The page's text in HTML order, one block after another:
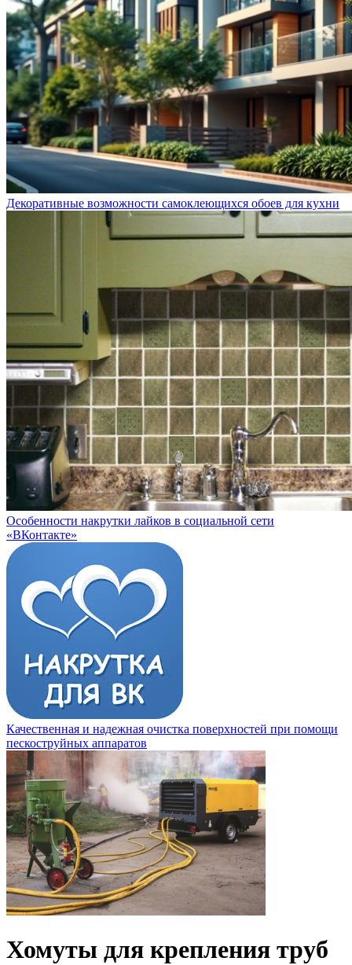
Декоративные возможности самоклеющихся обоев для кухни
Особенности накрутки лайков в социальной сети
«ВКонтакте»
Качественная и надежная очистка поверхностей при помощи
пескоструйных аппаратов
Хомуты для крепления труб